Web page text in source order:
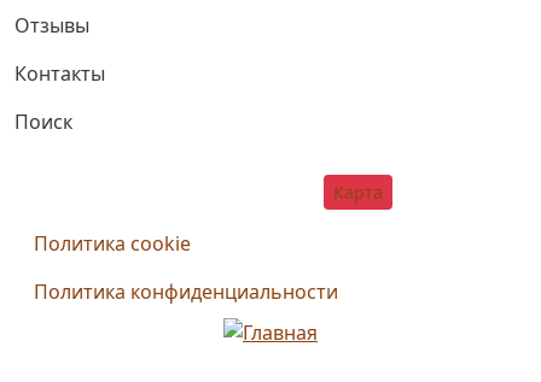
Отзывы
Контакты
Поиск
Карта
Дополнительное меню
Политика cookie
Политика конфиденциальности